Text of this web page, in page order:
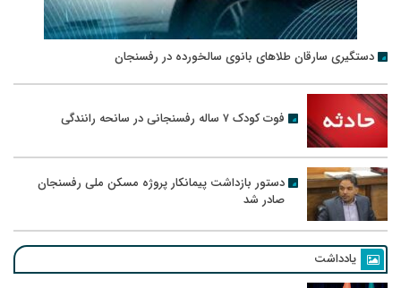
دستگیری سارقان طلاهای بانوی سالخورده در رفسنجان
فوت کودک ۷ ساله رفسنجانی در سانحه رانندگی
دستور بازداشت پیمانکار پروژه مسکن ملی رفسنجان
صادر شد
یادداشت